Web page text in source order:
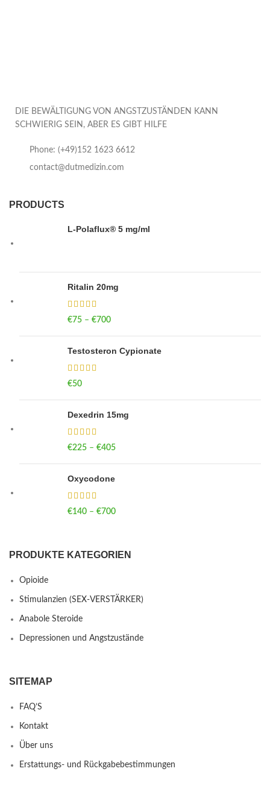
DIE BEWÄLTIGUNG VON ANGSTZUSTÄNDEN KANN
SCHWIERIG SEIN, ABER ES GIBT HILFE
Phone: (+49)152 1623 6612
contact@dutmedizin.com
PRODUCTS
L-Polaflux® 5 mg/ml
Ritalin 20mg
€75 – €700
Testosteron Cypionate
€50
Dexedrin 15mg
€225 – €405
Oxycodone
€140 – €700
PRODUKTE KATEGORIEN
Opioide
Stimulanzien (SEX-VERSTÄRKER)
Anabole Steroide
Depressionen und Angstzustände
SITEMAP
FAQ’S
Kontakt
Über uns
Erstattungs- und Rückgabebestimmungen